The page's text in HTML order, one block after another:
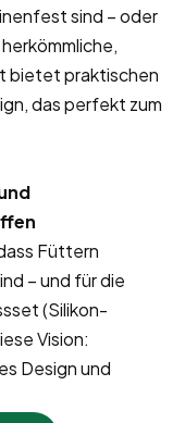
sind – oder
bietet praktischen
das perfekt zum
Füttern
– und für die
(Silikon-
Vision:
Design und